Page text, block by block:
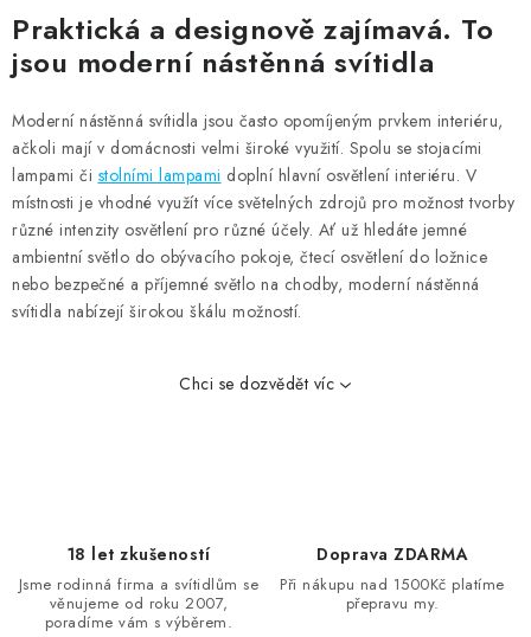
v
l
á
d
a
c
í
p
r
v
k
Praktická a designově zajímavá. To
jsou moderní nástěnná svítidla
Moderní nástěnná svítidla jsou často opomíjeným prvkem interiéru,
ačkoli mají v domácnosti velmi široké využití. Spolu se stojacími
lampami či stolními lampami doplní hlavní osvětlení interiéru. V
místnosti je vhodné využít více světelných zdrojů pro možnost tvorby
různé intenzity osvětlení pro různé účely. Ať už hledáte jemné
ambientní světlo do obývacího pokoje, čtecí osvětlení do ložnice
nebo bezpečné a příjemné světlo na chodby, moderní nástěnná
svítidla nabízejí širokou škálu možností.
Chci se dozvědět víc
18 let zkušeností
Jsme rodinná firma a svítidlům se
věnujeme od roku 2007,
poradíme vám s výběrem.
Doprava ZDARMA
Při nákupu nad 1500Kč platíme
přepravu my.